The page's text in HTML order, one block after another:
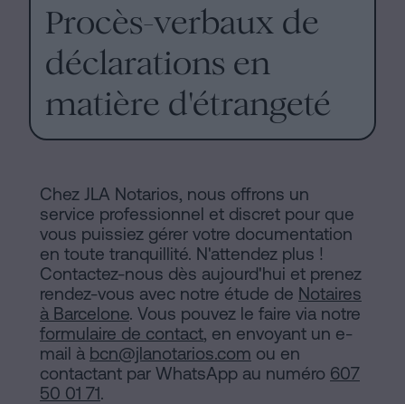
Procès-verbaux de
déclarations en
matière d'étrangeté
Chez JLA Notarios, nous offrons un
service professionnel et discret pour que
vous puissiez gérer votre documentation
en toute tranquillité. N'attendez plus !
Contactez-nous dès aujourd'hui et prenez
rendez-vous avec notre étude de Notaires
à Barcelone. Vous pouvez le faire via notre
formulaire de contact, en envoyant un e-
mail à bcn@jlanotarios.com ou en
contactant par WhatsApp au numéro 607
50 01 71.